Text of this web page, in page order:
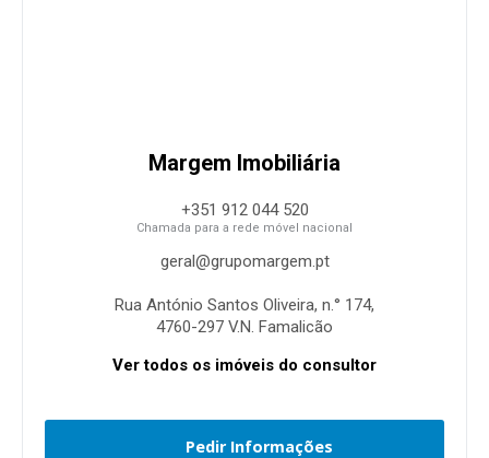
Margem Imobiliária
+351 912 044 520
Chamada para a rede móvel nacional
geral@grupomargem.pt
Rua António Santos Oliveira, n.° 174,
4760-297 V.N. Famalicão
Ver todos os imóveis do consultor
Pedir Informações